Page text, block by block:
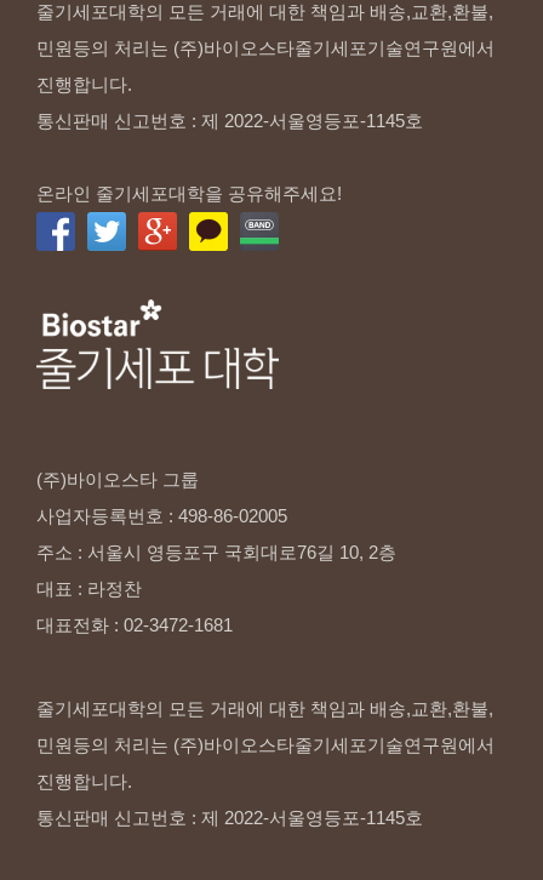
줄기세포대학의 모든 거래에 대한 책임과 배송,교환,환불,
민원등의 처리는 (주)바이오스타줄기세포기술연구원에서
진행합니다.
통신판매 신고번호 : 제 2022-서울영등포-1145호
온라인 줄기세포대학을 공유해주세요!
(주)바이오스타 그룹
사업자등록번호 : 498-86-02005
주소 : 서울시 영등포구 국회대로76길 10, 2층
대표 : 라정찬
대표전화 : 02-3472-1681
줄기세포대학의 모든 거래에 대한 책임과 배송,교환,환불,
민원등의 처리는 (주)바이오스타줄기세포기술연구원에서
진행합니다.
통신판매 신고번호 : 제 2022-서울영등포-1145호